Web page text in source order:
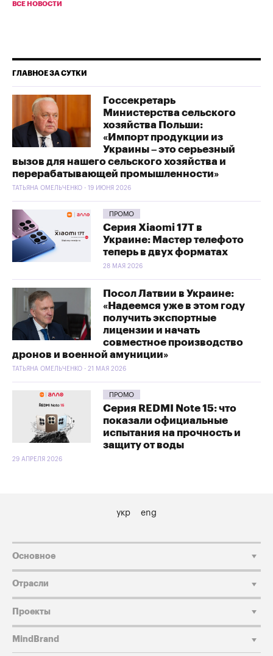
ВСЕ НОВОСТИ
ГЛАВНОЕ ЗА СУТКИ
Госсекретарь
Министерства сельского
хозяйства Польши:
«Импорт продукции из
Украины – это серьезный
вызов для нашего сельского хозяйства и
перерабатывающей промышленности»
ТАТЬЯНА ОМЕЛЬЧЕНКО - 19 ИЮНЯ 2026
ПРОМО
Серия Xiaomi 17T в
Украине: Мастер телефото
теперь в двух форматах
28 МАЯ 2026
Посол Латвии в Украине:
«Надеемся уже в этом году
получить экспортные
лицензии и начать
совместное производство
дронов и военной амуниции»
ТАТЬЯНА ОМЕЛЬЧЕНКО - 21 МАЯ 2026
ПРОМО
Серия REDMI Note 15: что
показали официальные
испытания на прочность и
защиту от воды
29 АПРЕЛЯ 2026
укр eng
Основное
Отрасли
Проекты
MindBrand